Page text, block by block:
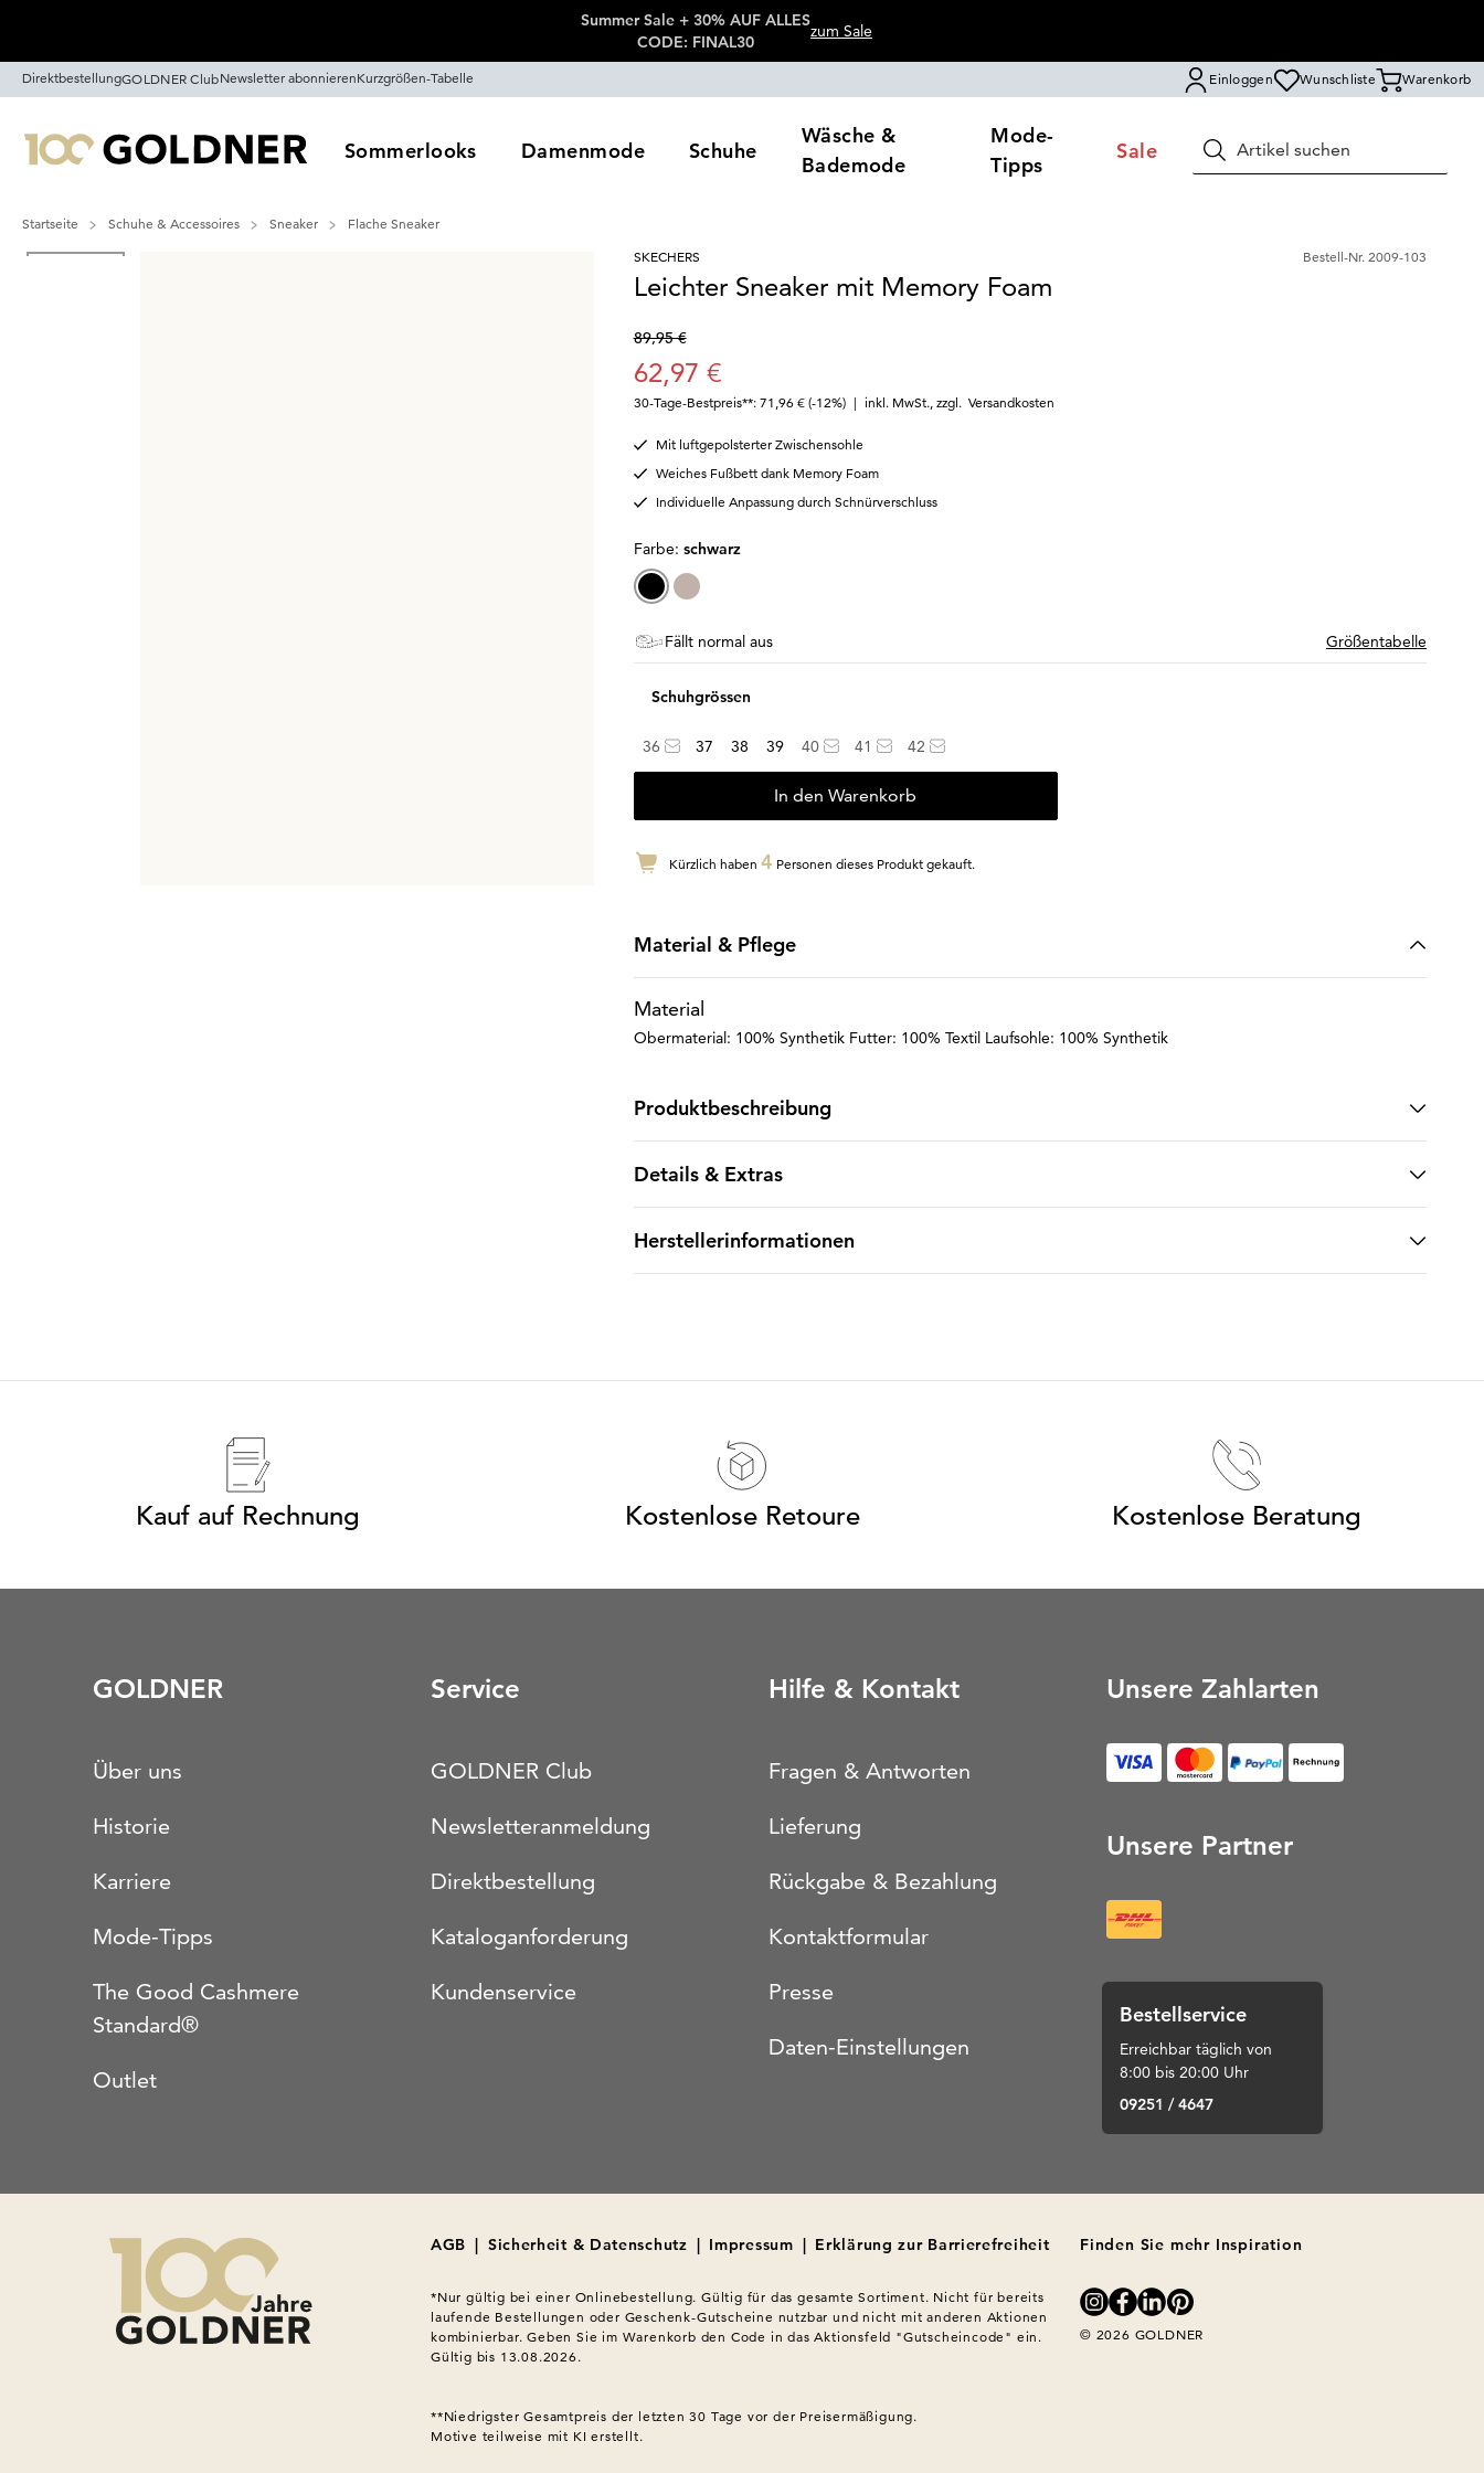
Summer Sale + 30% AUF ALLES
CODE: FINAL30
zum Sale
DirektbestellungGOLDNER ClubNewsletter abonnierenKurzgrößen-Tabelle Einloggen Wunschliste Warenkorb
Sommerlooks Damenmode Schuhe
Wäsche &
Bademode
Mode-
Tipps
Sale Suchen
Startseite Schuhe & Accessoires Sneaker
Flache Sneaker
SKECHERS
Bestell-Nr. 2009-103
Leichter Sneaker mit Memory Foam
89,95 €
62,97 €
30-Tage-Bestpreis**: 71,96 € (-12%) | inkl. MwSt., zzgl. Versandkosten
Mit luftgepolsterter Zwischensohle
Weiches Fußbett dank Memory Foam
Individuelle Anpassung durch Schnürverschluss
Farbe: schwarz
Fällt normal aus Größentabelle
Schuhgrössen
36 37 38 39 40 41 42
In den Warenkorb
Kürzlich haben 4 Personen dieses Produkt gekauft.
Material & Pflege
Material
Obermaterial: 100% Synthetik Futter: 100% Textil Laufsohle: 100% Synthetik
Produktbeschreibung
Details & Extras
Herstellerinformationen
Kauf auf Rechnung Kostenlose Retoure Kostenlose Beratung
GOLDNER
Über uns
Historie
Karriere
Mode-Tipps
The Good Cashmere
Standard®
Outlet
Service
GOLDNER Club
Newsletteranmeldung
Direktbestellung
Kataloganforderung
Kundenservice
Hilfe & Kontakt
Fragen & Antworten
Lieferung
Rückgabe & Bezahlung
Kontaktformular
Presse
Daten-Einstellungen
Unsere Zahlarten
Unsere Partner
Bestellservice
Erreichbar täglich von
8:00 bis 20:00 Uhr
09251 / 4647
AGB | Sicherheit & Datenschutz | Impressum | Erklärung zur Barrierefreiheit
*Nur gültig bei einer Onlinebestellung. Gültig für das gesamte Sortiment. Nicht für bereits
laufende Bestellungen oder Geschenk-Gutscheine nutzbar und nicht mit anderen Aktionen
kombinierbar. Geben Sie im Warenkorb den Code in das Aktionsfeld "Gutscheincode" ein.
Gültig bis 13.08.2026.
**Niedrigster Gesamtpreis der letzten 30 Tage vor der Preisermäßigung.
Motive teilweise mit KI erstellt.
Finden Sie mehr Inspiration
© 2026 GOLDNER